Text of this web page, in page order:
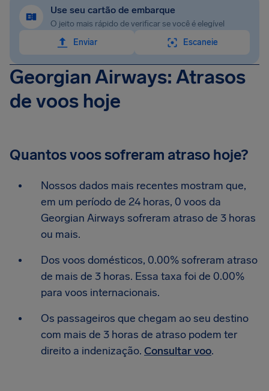
Use seu cartão de embarque
O jeito mais rápido de verificar se você é elegível
Enviar
Escaneie
Georgian Airways: Atrasos
de voos hoje
Quantos voos sofreram atraso hoje?
Nossos dados mais recentes mostram que,
em um período de 24 horas, 0 voos da
Georgian Airways sofreram atraso de 3 horas
ou mais.
Dos voos domésticos, 0.00% sofreram atraso
de mais de 3 horas. Essa taxa foi de 0.00%
para voos internacionais.
Os passageiros que chegam ao seu destino
com mais de 3 horas de atraso podem ter
direito a indenização. Consultar voo.